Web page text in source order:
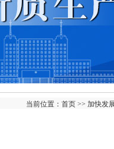
当前位置： 首页 >> 加快发